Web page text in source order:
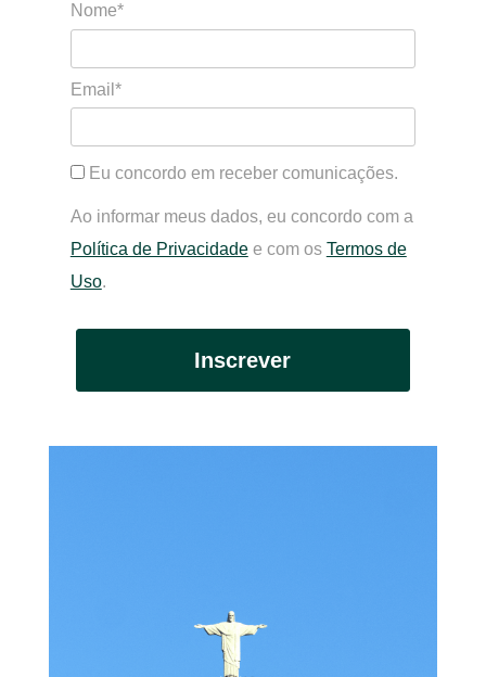
Nome*
Email*
Eu concordo em receber comunicações.
Ao informar meus dados, eu concordo com a
Política de Privacidadee com os Termos de
Uso.
Inscrever